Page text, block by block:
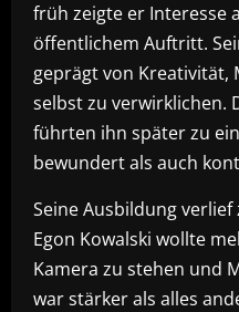
früh zeigte er Interesse
öffentlichem Auftritt.
geprägt von Kreativität,
selbst zu verwirklichen.
führten ihn später zu
bewundert als auch
Seine Ausbildung
Egon Kowalski wollte
Kamera zu stehen und
war stärker als alles